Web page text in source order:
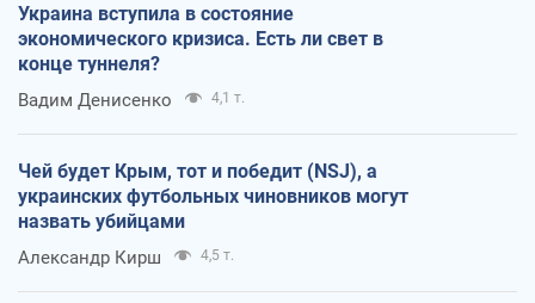
Украина вступила в состояние
экономического кризиса. Есть ли свет в
конце туннеля?
Вадим Денисенко 4,1 т.
Чей будет Крым, тот и победит (NSJ), а
украинских футбольных чиновников могут
назвать убийцами
Александр Кирш 4,5 т.